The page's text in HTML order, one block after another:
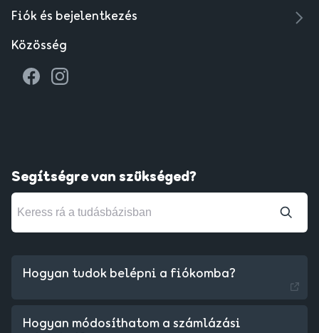
Fiók és bejelentkezés
Közösség
Segítségre van szükséged?
Hogyan tudok belépni a fiókomba?
Hogyan módosíthatom a számlázási